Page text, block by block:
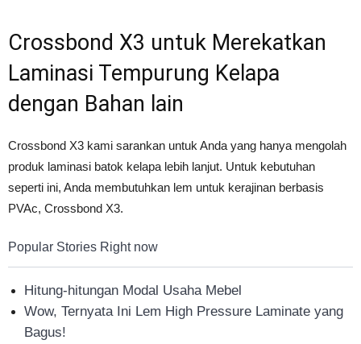
Crossbond X3 untuk Merekatkan
Laminasi Tempurung Kelapa
dengan Bahan lain
Crossbond X3 kami sarankan untuk Anda yang hanya mengolah
produk laminasi batok kelapa lebih lanjut. Untuk kebutuhan
seperti ini, Anda membutuhkan lem untuk kerajinan berbasis
PVAc, Crossbond X3.
Popular Stories Right now
Hitung-hitungan Modal Usaha Mebel
Wow, Ternyata Ini Lem High Pressure Laminate yang
Bagus!